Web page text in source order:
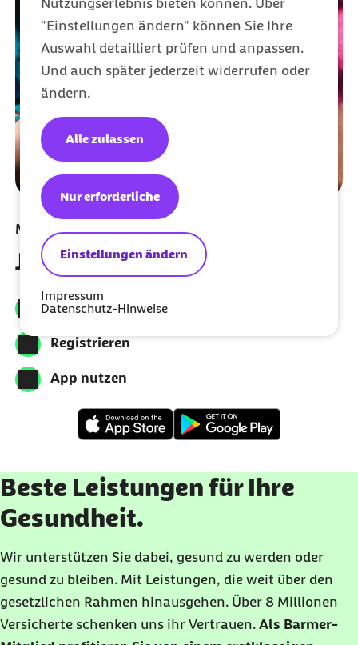
Nutzungserlebnis bieten können. Über
"Einstellungen ändern" können Sie Ihre
Auswahl detailliert prüfen und anpassen.
Und auch später jederzeit widerrufen oder
ändern.
Einstellungen ändern
Nur erforderliche
Alle zulassen
Impressum
Datenschutz-Hinweise
Meine Barmer per App nutzen
Jetzt herunterladen
Meine Barmer downloaden
Registrieren
App nutzen
Beste Leistungen für Ihre
Gesundheit.
Wir unterstützen Sie dabei, gesund zu werden oder
gesund zu bleiben. Mit Leistungen, die weit über den
gesetzlichen Rahmen hinausgehen. Über 8 Millionen
Versicherte schenken uns ihr Vertrauen. Als Barmer-